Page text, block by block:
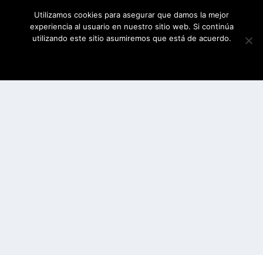
Utilizamos cookies para asegurar que damos la mejor
experiencia al usuario en nuestro sitio web. Si continúa
utilizando este sitio asumiremos que está de acuerdo.